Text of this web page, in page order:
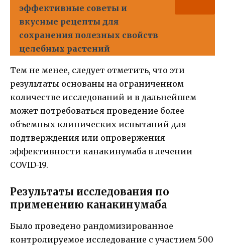
эффективные советы и
вкусные рецепты для
сохранения полезных свойств
целебных растений
Тем не менее, следует отметить, что эти
результаты основаны на ограниченном
количестве исследований и в дальнейшем
может потребоваться проведение более
объемных клинических испытаний для
подтверждения или опровержения
эффективности канакинумаба в лечении
COVID-19.
Результаты исследования по
применению канакинумаба
Было проведено рандомизированное
контролируемое исследование с участием 500